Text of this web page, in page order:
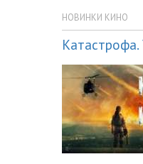
НОВИНКИ КИНО
Катастрофа.